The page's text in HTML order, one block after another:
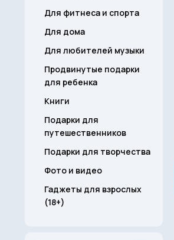
Для фитнеса и спорта
Для дома
Для любителей музыки
Продвинутые подарки
для ребенка
Книги
Подарки для
путешественников
Подарки для творчества
Фото и видео
Гаджеты для взрослых
(18+)